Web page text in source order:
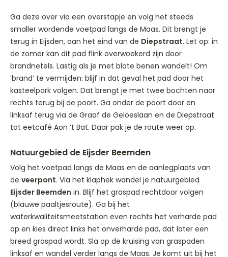
Ga deze over via een overstapje en volg het steeds
smaller wordende voetpad langs de Maas. Dit brengt je
terug in Eijsden, aan het eind van de Diepstraat. Let op: in
de zomer kan dit pad flink overwoekerd zijn door
brandnetels. Lastig als je met blote benen wandelt! Om
‘brand’ te vermijden: blijf in dat geval het pad door het
kasteelpark volgen. Dat brengt je met twee bochten naar
rechts terug bij de poort. Ga onder de poort door en
linksaf terug via de Graaf de Geloeslaan en de Diepstraat
tot eetcafé Aon ’t Bat. Daar pak je de route weer op.
Natuurgebied de Eijsder Beemden
Volg het voetpad langs de Maas en de aanlegplaats van
de veerpont. Via het klaphek wandel je natuurgebied
Eijsder Beemden in. Blijf het graspad rechtdoor volgen
(blauwe paaltjesroute). Ga bij het
waterkwaliteitsmeetstation even rechts het verharde pad
op en kies direct links het onverharde pad, dat later een
breed graspad wordt. Sla op de kruising van graspaden
linksaf en wandel verder langs de Maas. Je komt uit bij het